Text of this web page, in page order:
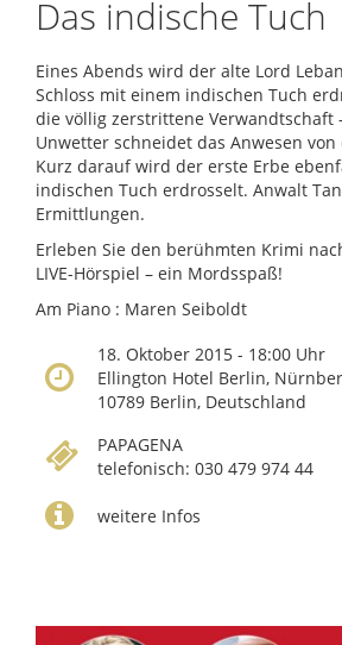
Das indische Tuch
Eines Abends wird der alte Lord
Schloss mit einem indischen Tuch
die völlig zerstrittene Verwandtschaft
Unwetter schneidet das Anwesen
Kurz darauf wird der erste Erbe
indischen Tuch erdrosselt. Anwalt
Ermittlungen.
Erleben Sie den berühmten Krimi
LIVE-Hörspiel – ein Mordsspaß!
Am Piano : Maren Seiboldt
18. Oktober 2015 - 18:00 Uhr
Ellington Hotel Berlin,
10789 Berlin, Deutschland
PAPAGENA
telefonisch: 030 479 974 44
weitere Infos